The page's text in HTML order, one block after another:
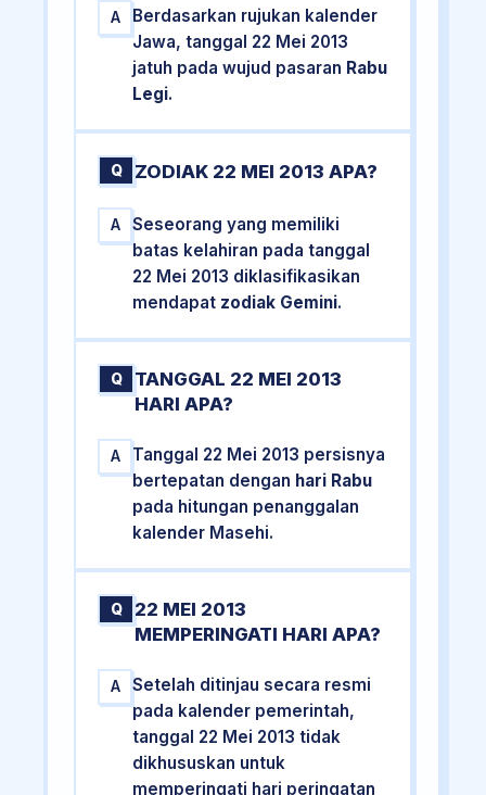
A
Berdasarkan rujukan kalender
Jawa, tanggal 22 Mei 2013
jatuh pada wujud pasaran Rabu
Legi.
Q ZODIAK 22 MEI 2013 APA?
A
Seseorang yang memiliki
batas kelahiran pada tanggal
22 Mei 2013 diklasifikasikan
mendapat zodiak Gemini.
Q
TANGGAL 22 MEI 2013
HARI APA?
A
Tanggal 22 Mei 2013 persisnya
bertepatan dengan hari Rabu
pada hitungan penanggalan
kalender Masehi.
Q
22 MEI 2013
MEMPERINGATI HARI APA?
A
Setelah ditinjau secara resmi
pada kalender pemerintah,
tanggal 22 Mei 2013 tidak
dikhususkan untuk
memperingati hari peringatan